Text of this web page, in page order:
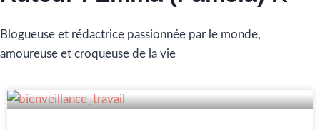
Blogueuse et rédactrice passionnée par le monde,
amoureuse et croqueuse de la vie